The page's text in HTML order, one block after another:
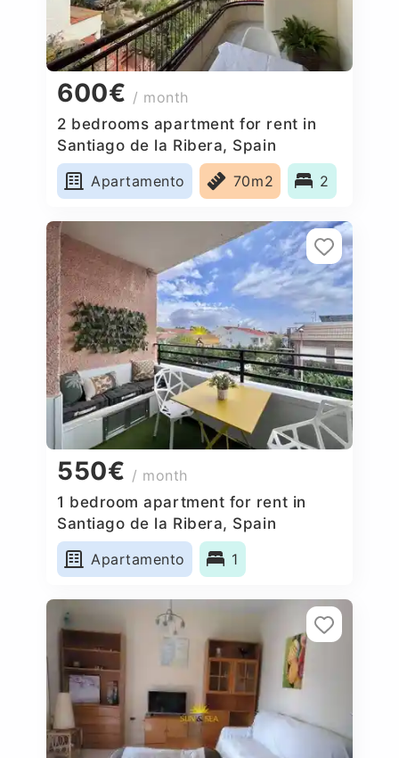
600€ / month
2 bedrooms apartment for rent in
Santiago de la Ribera, Spain
Apartamento
70m2 2
550€ / month
1 bedroom apartment for rent in
Santiago de la Ribera, Spain
Apartamento
1